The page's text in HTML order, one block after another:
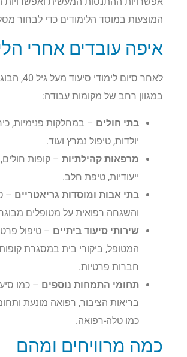
המוצעות במוסד הלימודים כדי לבחור
איפה עובדים אחרי
לאחר סיום לימודי
במגוון רחב של מקומות עבודה:
בתי חולים– במחלקות פנימיות,
יולדות, טיפול נמרץ ועוד.
מרפאות קהילתיות– קופות חולים,
ייעודיות, טיפת חלב.
בתי אבות ומוסדות גריאטריים–
והשגחה רפואית על מטופלים
שירותי סיעוד ביתיים– טיפול פרטי
המטופל, ביקורי בית במסגרת קופות
חברות פרטיות.
תחומי התמחות נוספים– כמו סיעוד
בריאות הציבור, רפואה מונעת
כמו טלה-רפואה.
כמה מרוויחים ומהם